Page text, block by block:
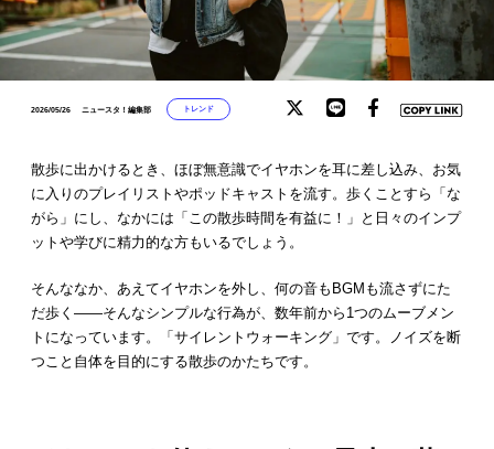
2026/05/26 ニュースタ！編集部 トレンド
散歩に出かけるとき、ほぼ無意識でイヤホンを耳に差し込み、お気
に入りのプレイリストやポッドキャストを流す。歩くことすら「な
がら」にし、なかには「この散歩時間を有益に！」と日々のインプ
ットや学びに精力的な方もいるでしょう。
そんななか、あえてイヤホンを外し、何の音もBGMも流さずにた
だ歩く——そんなシンプルな行為が、数年前から1つのムーブメン
トになっています。「サイレントウォーキング」です。ノイズを断
つこと自体を目的にする散歩のかたちです。